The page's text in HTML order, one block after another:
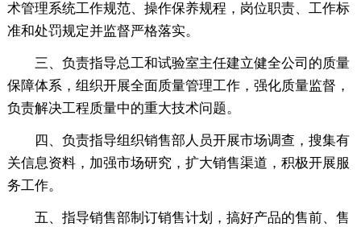
术管理系统工作规范、操作保养规程，岗位职责、工作标
准和处罚规定并监督严格落实。
三、负责指导总工和试验室主任建立健全公司的质量
保障体系，组织开展全面质量管理工作，强化质量监督，
负责解决工程质量中的重大技术问题。
四、负责指导组织销售部人员开展市场调查，搜集有
关信息资料，加强市场研究，扩大销售渠道，积极开展服
务工作。
五、指导销售部制订销售计划，搞好产品的售前、售